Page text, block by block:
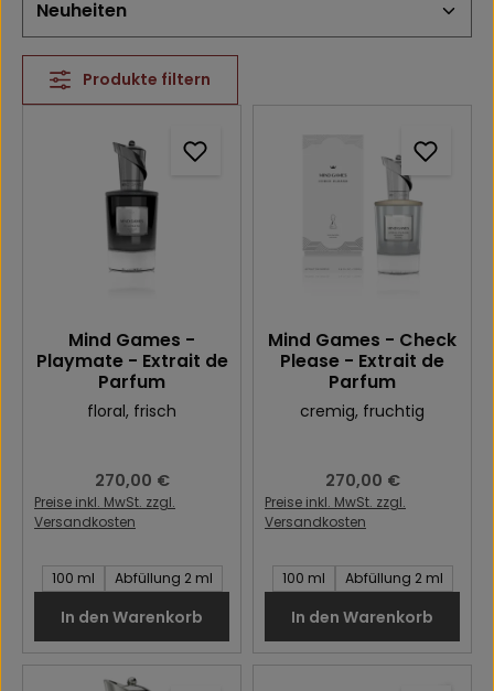
Produkte filtern
Mind Games -
Playmate - Extrait de
Parfum
floral, frisch
Regulärer Preis:
270,00 €
Preise inkl. MwSt. zzgl.
Versandkosten
Inhalt des Artikel:
100 ml Abfüllung 2 ml
In den Warenkorb
Mind Games - Check
Please - Extrait de
Parfum
cremig, fruchtig
Regulärer Preis:
270,00 €
Preise inkl. MwSt. zzgl.
Versandkosten
Inhalt des Artikel:
100 ml Abfüllung 2 ml
In den Warenkorb